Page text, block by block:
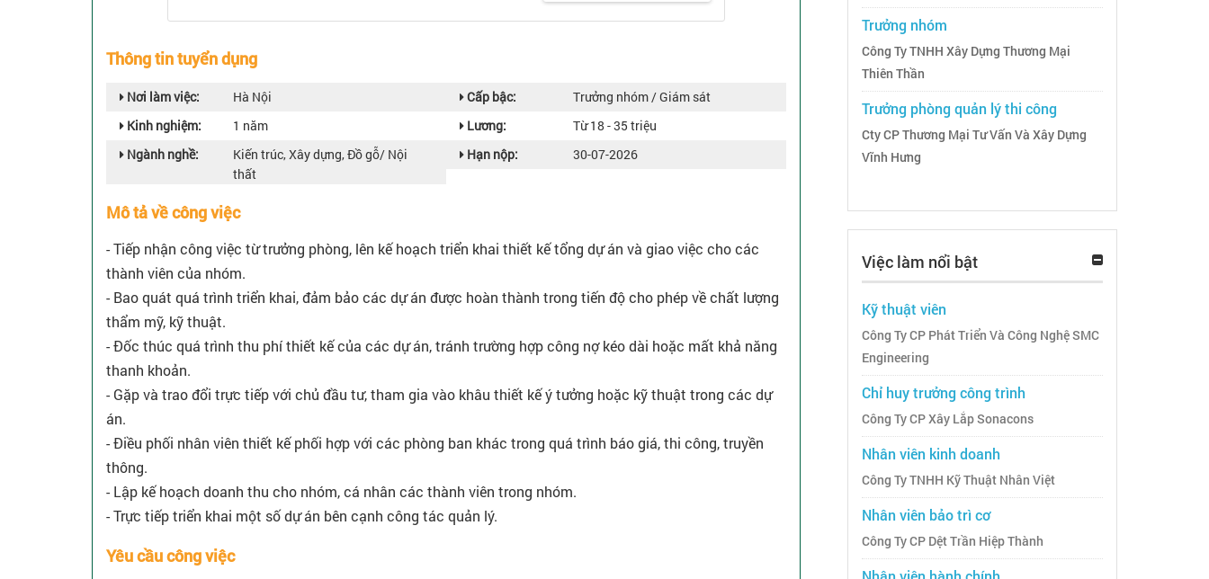
Thông tin tuyển dụng
Nơi làm việc:
Hà Nội
Kinh nghiệm:
1 năm
Ngành nghề:
Kiến trúc, Xây dựng, Đồ gỗ/ Nội
thất
Cấp bậc:
Trưởng nhóm / Giám sát
Lương:
Từ 18 - 35 triệu
Hạn nộp:
30-07-2026
Mô tả về công việc
- Tiếp nhận công việc từ trưởng phòng, lên kế hoạch triển khai thiết kế tổng dự án và giao việc cho các
thành viên của nhóm.
- Bao quát quá trình triển khai, đảm bảo các dự án được hoàn thành trong tiến độ cho phép về chất lượng
thẩm mỹ, kỹ thuật.
- Đốc thúc quá trình thu phí thiết kế của các dự án, tránh trường hợp công nợ kéo dài hoặc mất khả năng
thanh khoản.
- Gặp và trao đổi trực tiếp với chủ đầu tư, tham gia vào khâu thiết kế ý tưởng hoặc kỹ thuật trong các dự
án.
- Điều phối nhân viên thiết kế phối hợp với các phòng ban khác trong quá trình báo giá, thi công, truyền
thông.
- Lập kế hoạch doanh thu cho nhóm, cá nhân các thành viên trong nhóm.
- Trực tiếp triển khai một số dự án bên cạnh công tác quản lý.
Yêu cầu công việc
Trưởng nhóm
Công Ty TNHH Xây Dựng Thương Mại
Thiên Thần
Trưởng phòng quản lý thi công
Cty CP Thương Mại Tư Vấn Và Xây Dựng
Vĩnh Hưng
Việc làm nổi bật
Kỹ thuật viên
Công Ty CP Phát Triển Và Công Nghệ SMC
Engineering
Chỉ huy trưởng công trình
Công Ty CP Xây Lắp Sonacons
Nhân viên kinh doanh
Công Ty TNHH Kỹ Thuật Nhân Việt
Nhân viên bảo trì cơ
Công Ty CP Dệt Trần Hiệp Thành